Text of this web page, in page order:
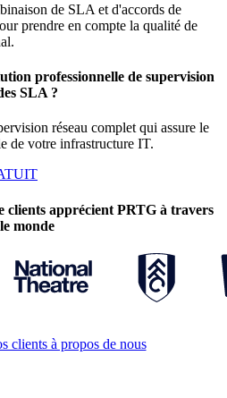
de SLA et d'accords de
prendre en compte la qualité de
professionnelle de supervision
SLA ?
réseau complet qui assure le
de votre infrastructure IT.
clients apprécient PRTG à travers
le monde
clients à propos de nous